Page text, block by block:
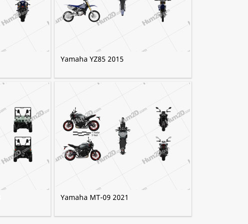
Yamaha YZ85 2015
Yamaha MT-09 2021